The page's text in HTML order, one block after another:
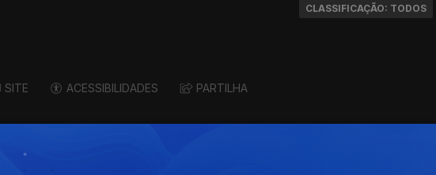
CLASSIFICAÇÃO: TODOS
SITE ACESSIBILIDADES PARTILHA